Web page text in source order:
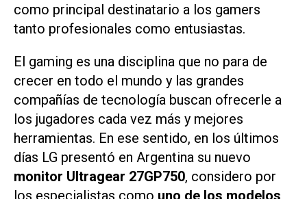
como principal destinatario a los gamers
tanto profesionales como entusiastas.
El gaming es una disciplina que no para de
crecer en todo el mundo y las grandes
compañías de tecnología buscan ofrecerle a
los jugadores cada vez más y mejores
herramientas. En ese sentido, en los últimos
días LG presentó en Argentina su nuevo
monitor Ultragear 27GP750, considero por